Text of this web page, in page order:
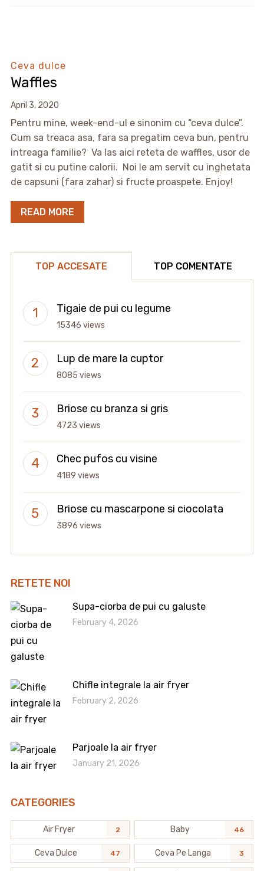
Ceva dulce
Waffles
April 3, 2020
Pentru mine, week-end-ul e sinonim cu “ceva dulce”.
Cum sa treaca asa, fara sa pregatim ceva bun, pentru
intreaga familie? Va las aici reteta de waffles, usor de
gatit si cu putine calorii. Noi le am servit cu inghetata
de capsuni (fara zahar) si fructe proaspete. Enjoy!
READ MORE
TOP ACCESATE TOP COMENTATE
Tigaie de pui cu legume
15346 views
Lup de mare la cuptor
8085 views
Briose cu branza si gris
4723 views
Chec pufos cu visine
4189 views
Briose cu mascarpone si ciocolata
3896 views
RETETE NOI
Supa-ciorba de pui cu galuste
February 4, 2026
Chifle integrale la air fryer
February 2, 2026
Parjoale la air fryer
January 21, 2026
CATEGORIES
Air Fryer 2 Baby 46
Ceva Dulce 47 Ceva Pe Langa 3